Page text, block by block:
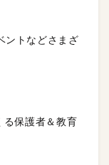
ントなどさまざ
る保護者＆教育